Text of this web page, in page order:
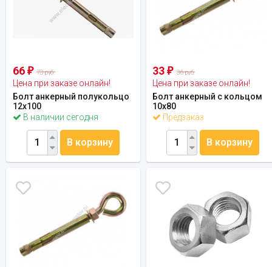
66 ₽ 73 руб.
Цена при заказе онлайн!
Болт анкерный полукольцо
12х100
В наличии сегодня
В корзину
33₽ 36 руб.
Цена при заказе онлайн!
Болт анкерный с кольцом
10х80
Предзаказ
В корзину